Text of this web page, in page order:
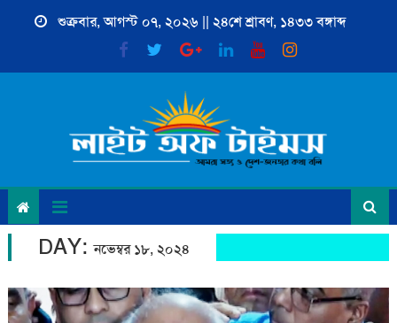
শুক্রবার, আগস্ট ০৭, ২০২৬ || ২৪শে শ্রাবণ, ১৪৩৩ বঙ্গাব্দ
DAY:নভেম্বর ১৮, ২০২৪